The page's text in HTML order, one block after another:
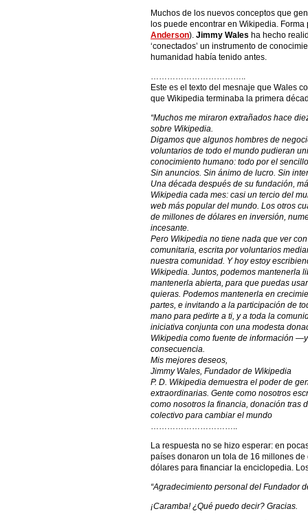
Muchos de los nuevos conceptos que
los puede encontrar en Wikipedia. Forma
Anderson). Jimmy Wales ha hecho
‘conectados’ un instrumento de
humanidad había tenido antes.
……………………………..
Este es el texto del mesnaje que Wales
que Wikipedia terminaba la primera
“Muchos me miraron extrañados hace
sobre Wikipedia.
Digamos que algunos hombres de
voluntarios de todo el mundo pudieran
conocimiento humano: todo por el
Sin anuncios. Sin ánimo de lucro. Sin
Una década después de su fundación,
Wikipedia cada mes: casi un tercio del
web más popular del mundo. Los otros
de millones de dólares en inversión,
incesante.
Pero Wikipedia no tiene nada que ver
comunitaria, escrita por voluntarios
nuestra comunidad. Y hoy estoy
Wikipedia. Juntos, podemos mantenerla
mantenerla abierta, para que puedas
quieras. Podemos mantenerla en
partes, e invitando a la participación de
mano para pedirte a ti, y a toda la
iniciativa conjunta con una modesta
Wikipedia como fuente de información
consecuencia.
Mis mejores deseos,
Jimmy Wales, Fundador de Wikipedia
P. D. Wikipedia demuestra el poder de
extraordinarias. Gente como nosotros
como nosotros la financia, donación tras
colectivo para cambiar el mundo
…………………………..
La respuesta no se hizo esperar: en
países donaron un tola de 16 millones
dólares para financiar la enciclopedia.
“Agradecimiento personal del Fundador
¡Caramba! ¿Qué puedo decir? Gracias.